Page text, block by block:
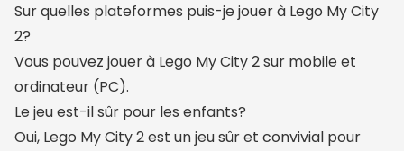
Sur quelles plateformes puis-je jouer à Lego My City
2?
Vous pouvez jouer à Lego My City 2 sur mobile et
ordinateur (PC).
Le jeu est-il sûr pour les enfants?
Oui, Lego My City 2 est un jeu sûr et convivial pour